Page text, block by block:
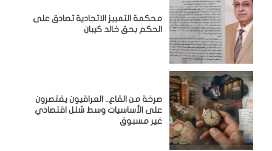
محكمة التمييز الاتحادية تصادق على
الحكم بحق خالد كيبان
صرخة من القاع.. العراقيون يقتصرون
على الأساسيات وسط شلل اقتصادي
غير مسبوق